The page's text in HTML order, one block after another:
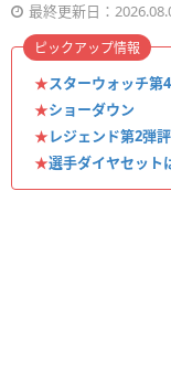
最終更新日：
★スターウォッチ第
★ショーダウン
★レジェンド第2弾
★選手ダイヤセット
ピックアップ情報